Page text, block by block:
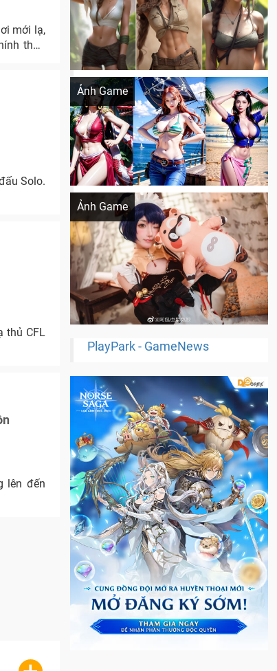
mới lạ,
thức
Solo.
thủ CFL
lên đến
Ảnh Game
Khi AI Cosplay gái đẹp One Piece
Ảnh Game
Cosplay Xiangling siêu cute
PlayPark - GameNews